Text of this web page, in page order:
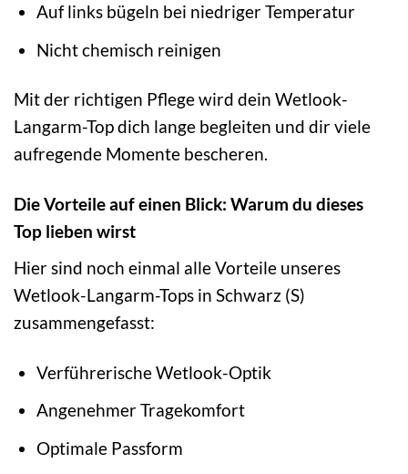
Auf links bügeln bei niedriger Temperatur
Nicht chemisch reinigen
Mit der richtigen Pflege wird dein Wetlook-
Langarm-Top dich lange begleiten und dir viele
aufregende Momente bescheren.
Die Vorteile auf einen Blick: Warum du dieses
Top lieben wirst
Hier sind noch einmal alle Vorteile unseres
Wetlook-Langarm-Tops in Schwarz (S)
zusammengefasst:
Verführerische Wetlook-Optik
Angenehmer Tragekomfort
Optimale Passform